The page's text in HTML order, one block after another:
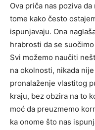
Ova priča nas poziva
tome kako često
ispunjavaju. Ona
hrabrosti da se
Svi možemo naučiti
na okolnosti, nikada
pronalaženje vlastitog
kraju, bez obzira na to
moć da preuzmemo
ka onome što nas